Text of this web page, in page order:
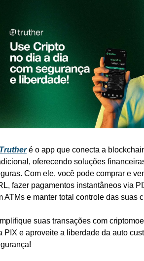
é o app que conecta a
oferecendo soluções
Com ele, você pode comprar e
fazer pagamentos instantâneos via
ATMs e manter total controle das suas
suas transações com
PIX e aproveite a liberdade da auto